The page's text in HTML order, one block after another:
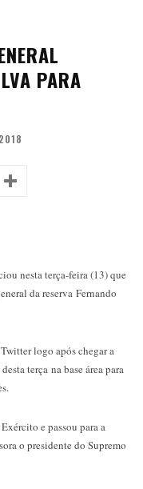
PARA
nesta terça-feira (13) que
da reserva Fernando
logo após chegar a
terça na base área para
e passou para a
o presidente do Supremo